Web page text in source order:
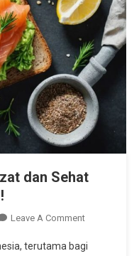
dan Sehat
Leave A CommentOn
Cemilan
terutama bagi